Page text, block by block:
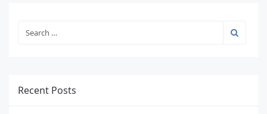
Recent Posts